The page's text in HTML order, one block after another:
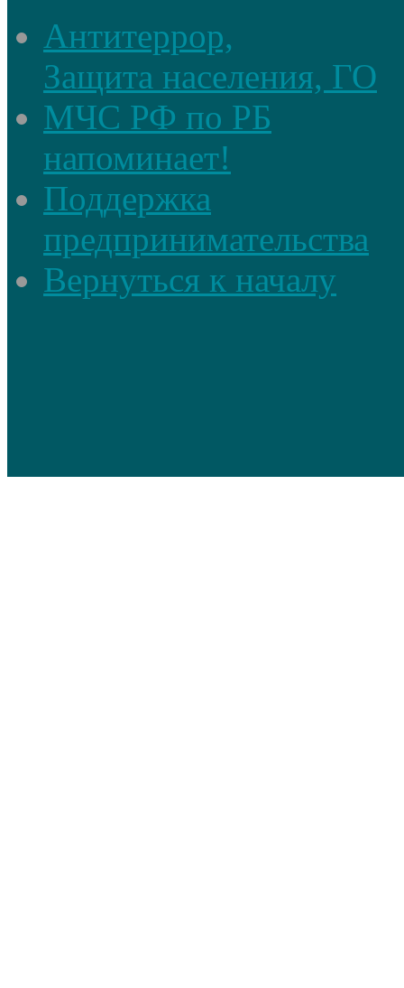
Антитеррор,
Защита населения, ГО
МЧС РФ по РБ
напоминает!
Поддержка
предпринимательства
Вернуться к началу